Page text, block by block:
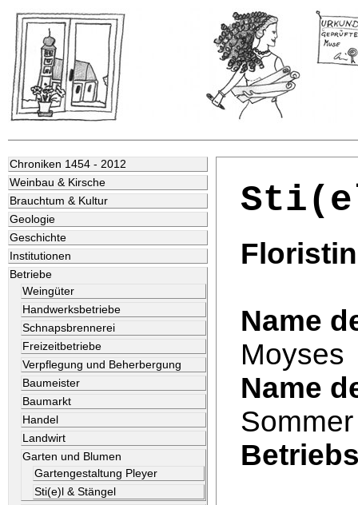
Chroniken 1454 - 2012
Weinbau & Kirsche
Brauchtum & Kultur
Geologie
Geschichte
Institutionen
Betriebe
Weingüter
Handwerksbetriebe
Schnapsbrennerei
Freizeitbetriebe
Verpflegung und Beherbergung
Baumeister
Baumarkt
Handel
Landwirt
Garten und Blumen
Gartengestaltung Pleyer
Sti(e)l & Stängel
Name
Moyses
Name